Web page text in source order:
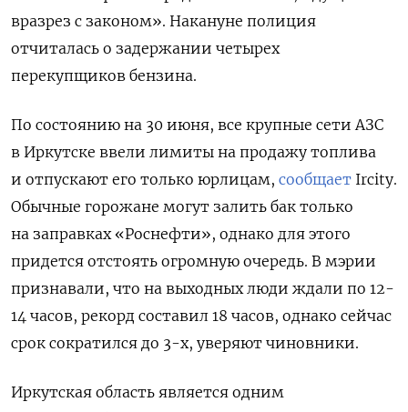
вразрез с законом». Накануне полиция
отчиталась о задержании четырех
перекупщиков бензина.
По состоянию на 30 июня, все крупные сети АЗС
в Иркутске ввели лимиты на продажу топлива
и отпускают его только юрлицам, сообщает Ircity.
Обычные горожане могут залить бак только
на заправках «Роснефти», однако для этого
придется отстоять огромную очередь. В мэрии
признавали, что на выходных люди ждали по 12-
14 часов, рекорд составил 18 часов, однако сейчас
срок сократился до 3-х, уверяют чиновники.
Иркутская область является одним